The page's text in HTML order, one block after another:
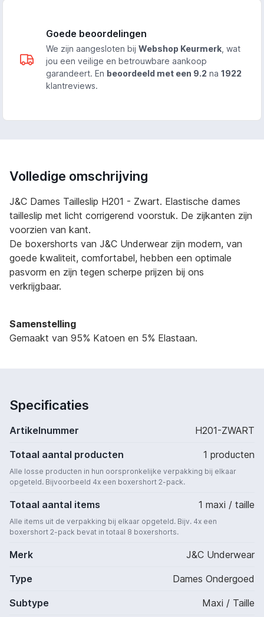
Goede beoordelingen
We zijn aangesloten bij Webshop Keurmerk, wat
jou een veilige en betrouwbare aankoop
garandeert. En beoordeeld met een 9.2 na 1922
klantreviews.
Volledige omschrijving
J&C Dames Tailleslip H201 - Zwart. Elastische dames
tailleslip met licht corrigerend voorstuk. De zijkanten zijn
voorzien van kant.
De boxershorts van J&C Underwear zijn modern, van
goede kwaliteit, comfortabel, hebben een optimale
pasvorm en zijn tegen scherpe prijzen bij ons
verkrijgbaar.
Samenstelling
Gemaakt van 95% Katoen en 5% Elastaan.
Specificaties
Artikelnummer H201-ZWART
Totaal aantal producten 1 producten
Alle losse producten in hun oorspronkelijke verpakking bij elkaar
opgeteld. Bijvoorbeeld 4x een boxershort 2-pack.
Totaal aantal items 1 maxi / taille
Alle items uit de verpakking bij elkaar opgeteld. Bijv. 4x een
boxershort 2-pack bevat in totaal 8 boxershorts.
Merk J&C Underwear
Type Dames Ondergoed
Subtype Maxi / Taille